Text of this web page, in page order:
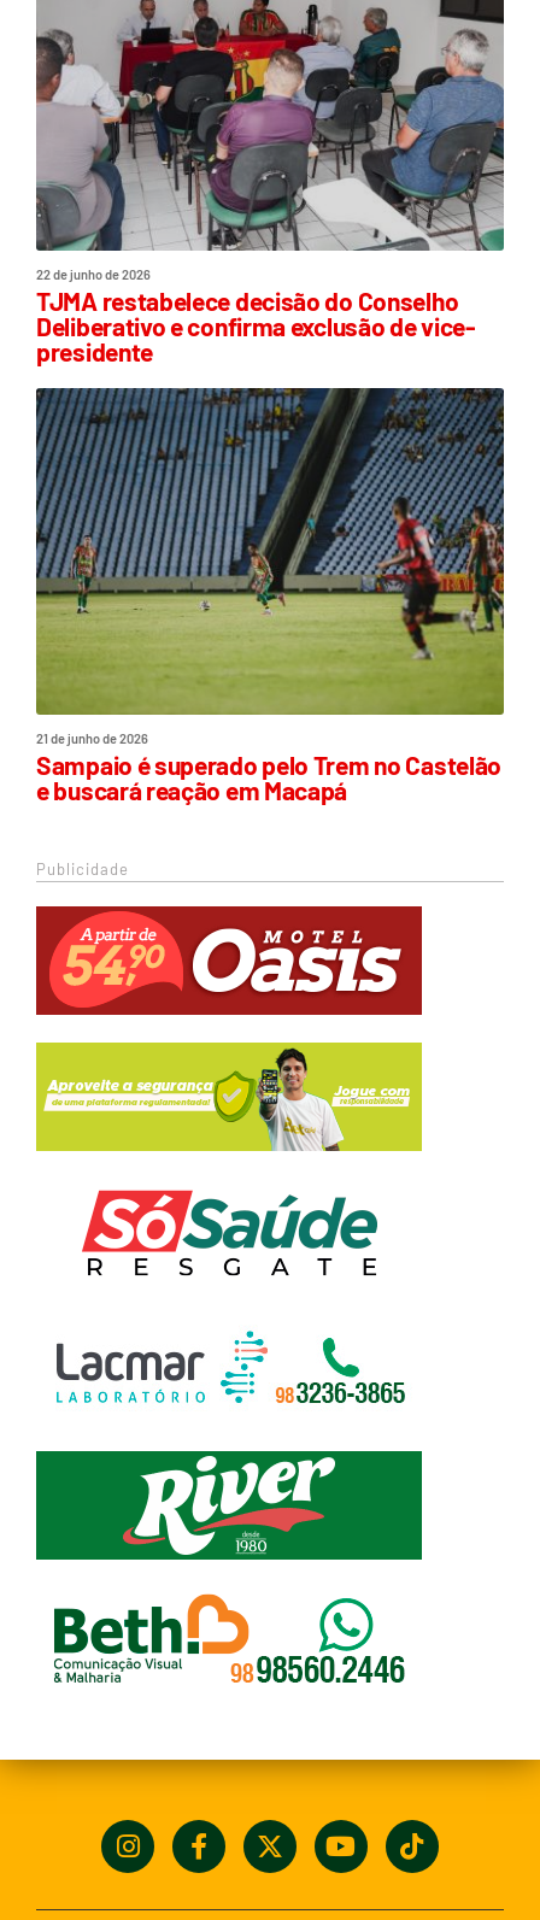
22 de junho de 2026
TJMA restabelece decisão do Conselho
Deliberativo e confirma exclusão de vice-
presidente
21 de junho de 2026
Sampaio é superado pelo Trem no Castelão
e buscará reação em Macapá
Publicidade